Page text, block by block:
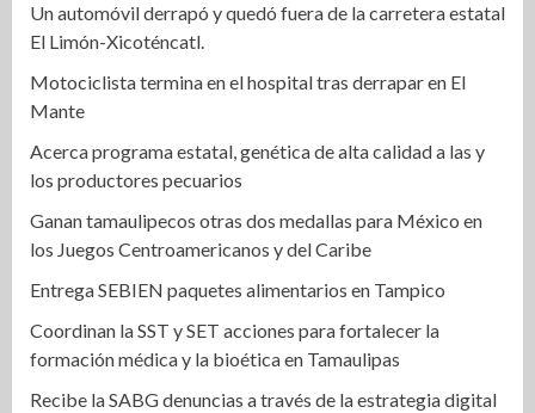
Un automóvil derrapó y quedó fuera de la carretera estatal
El Limón-Xicoténcatl.
Motociclista termina en el hospital tras derrapar en El
Mante
Acerca programa estatal, genética de alta calidad a las y
los productores pecuarios
Ganan tamaulipecos otras dos medallas para México en
los Juegos Centroamericanos y del Caribe
Entrega SEBIEN paquetes alimentarios en Tampico
Coordinan la SST y SET acciones para fortalecer la
formación médica y la bioética en Tamaulipas
Recibe la SABG denuncias a través de la estrategia digital